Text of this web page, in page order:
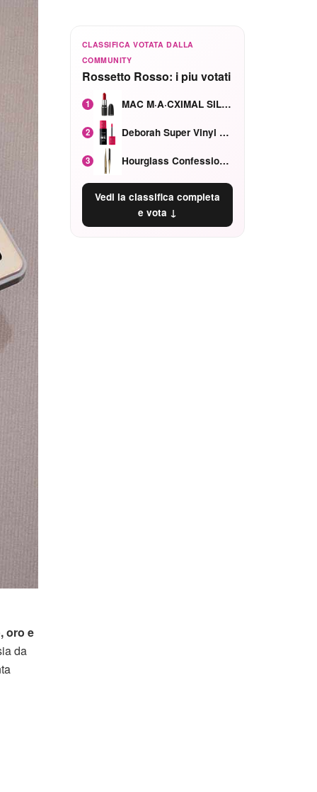
oro e
da
CLASSIFICA VOTATA DALLA
COMMUNITY
Rossetto Rosso: i piu votati
1 MAC M·A·CXIMAL SILKY MATTE Red Rock mat
2 Deborah Super Vinyl Shake Rosa Ciliegia
3 Hourglass Confession Ricaricabile Ultra Preciso Ad Alta Intensità Secretly Classic Red
Vedi la classifica completa
e vota ↓